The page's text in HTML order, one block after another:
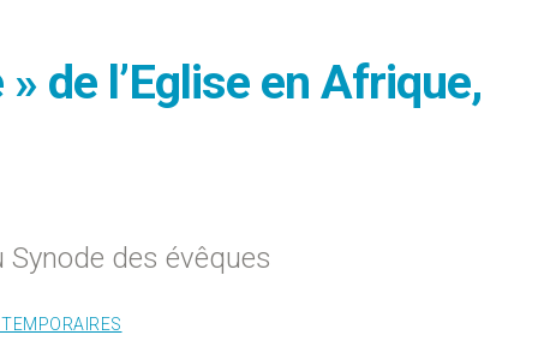
de l’Eglise en Afrique,
des évêques